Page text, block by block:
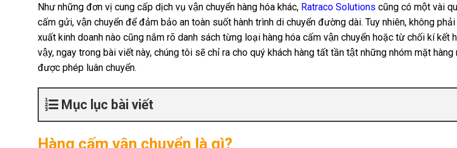
Như những đơn vị cung cấp dịch vụ vận chuyển hàng hóa khác, Ratraco Solutions cũng có một vài
cấm gửi, vận chuyển để đảm bảo an toàn suốt hành trình di chuyển đường dài. Tuy nhiên, không
xuất kinh doanh nào cũng nắm rõ danh sách từng loại hàng hóa cấm vận chuyển hoặc từ chối kí kết
vậy, ngay trong bài viết này, chúng tôi sẽ chỉ ra cho quý khách hàng tất tần tật những nhóm mặt
được phép luân chuyển.
Mục lục bài viết
Hàng cấm vận chuyển là gì?